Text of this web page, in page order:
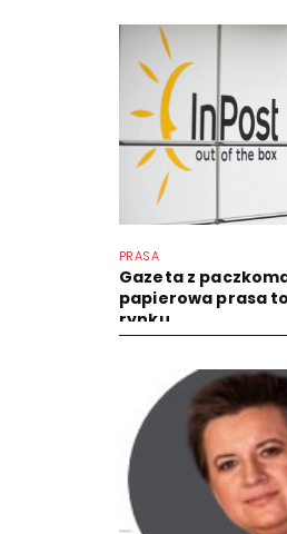
PRASA
Gazeta z
papierowa prasa
rynku